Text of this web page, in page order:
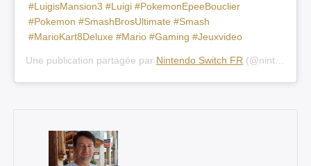
#LuigisMansion3 #Luigi #PokemonEpeeBouclier
#Pokemon #SmashBrosUltimate #Smash
#MarioKart8Deluxe #Mario #Gaming #Jeuxvideo
Une publication partagée par Nintendo Switch FR (@nintendoswitchfr) le